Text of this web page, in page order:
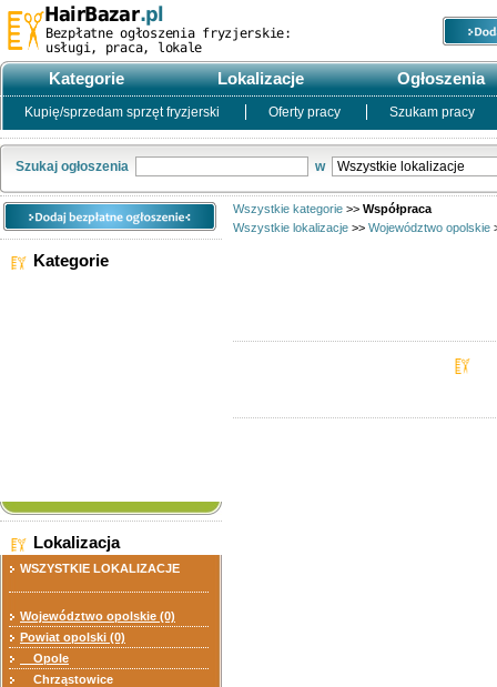
Kategorie Lokalizacje Ogłoszenia
Kupię/sprzedam sprzęt fryzjerski Oferty pracy Szukam pracy
Szukaj ogłoszenia w
Kategorie
Lokalizacja
WSZYSTKIE LOKALIZACJE
Województwo opolskie (0)
Powiat opolski (0)
Opole
Chrząstowice
Wszystkie kategorie >> Współpraca
Wszystkie lokalizacje >> Województwo opolskie